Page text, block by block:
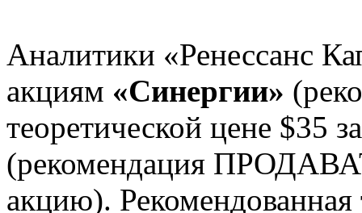
Аналитики «Ренессанс
акциям «Синергии»
теоретической цене $35
(рекомендация
акцию). Рекомендованная